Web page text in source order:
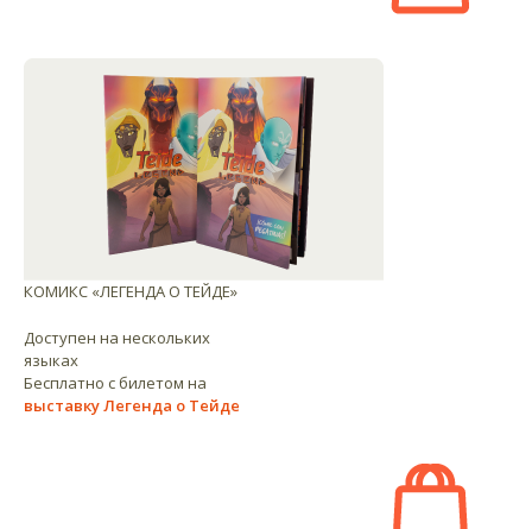
КОМИКС «ЛЕГЕНДА О ТЕЙДЕ»
Доступен на нескольких
языках
Бесплатно с билетом на
выставку Легенда о Тейде